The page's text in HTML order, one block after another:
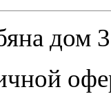
дом